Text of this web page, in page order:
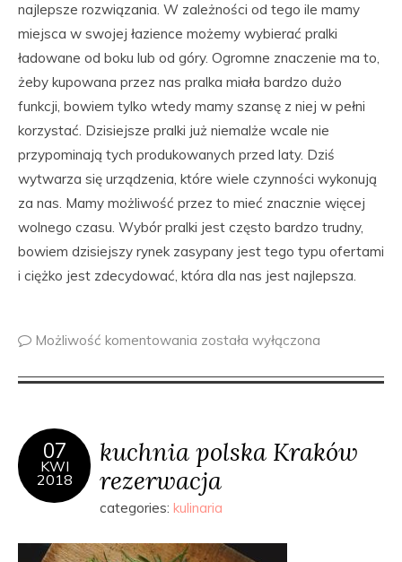
najlepsze rozwiązania. W zależności od tego ile mamy
miejsca w swojej łazience możemy wybierać pralki
ładowane od boku lub od góry. Ogromne znaczenie ma to,
żeby kupowana przez nas pralka miała bardzo dużo
funkcji, bowiem tylko wtedy mamy szansę z niej w pełni
korzystać. Dzisiejsze pralki już niemalże wcale nie
przypominają tych produkowanych przed laty. Dziś
wytwarza się urządzenia, które wiele czynności wykonują
za nas. Mamy możliwość przez to mieć znacznie więcej
wolnego czasu. Wybór pralki jest często bardzo trudny,
bowiem dzisiejszy rynek zasypany jest tego typu ofertami
i ciężko jest zdecydować, która dla nas jest najlepsza.
Możliwość komentowania została wyłączona
07
KWI
2018
kuchnia polska Kraków
rezerwacja
categories: kulinaria